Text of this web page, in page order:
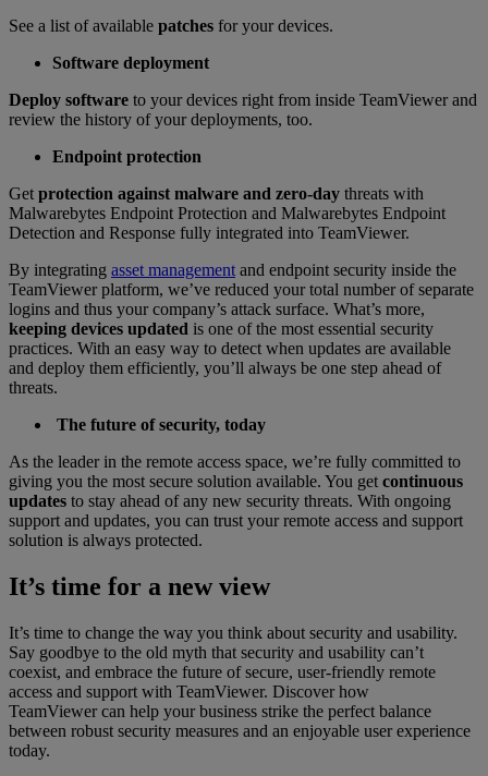
See a list of available patches for your devices.
Software deployment
Deploy software to your devices right from inside TeamViewer and
review the history of your deployments, too.
Endpoint protection
Get protection against malware and zero-day threats with
Malwarebytes Endpoint Protection and Malwarebytes Endpoint
Detection and Response fully integrated into TeamViewer.
By integrating asset management and endpoint security inside the
TeamViewer platform, we’ve reduced your total number of separate
logins and thus your company’s attack surface. What’s more,
keeping devices updated is one of the most essential security
practices. With an easy way to detect when updates are available
and deploy them efficiently, you’ll always be one step ahead of
threats.
The future of security, today
As the leader in the remote access space, we’re fully committed to
giving you the most secure solution available. You get continuous
updates to stay ahead of any new security threats. With ongoing
support and updates, you can trust your remote access and support
solution is always protected.
It’s time for a new view
It’s time to change the way you think about security and usability.
Say goodbye to the old myth that security and usability can’t
coexist, and embrace the future of secure, user-friendly remote
access and support with TeamViewer. Discover how
TeamViewer can help your business strike the perfect balance
between robust security measures and an enjoyable user experience
today.